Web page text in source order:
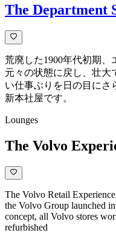
The Department
荒廃した1900年代初期
元々の状態に戻し、壮大
い仕事ぶりを日の目にさ
新本社屋です。
Lounges
The Volvo
The Volvo Retail
the Volvo Group launched
concept, all Volvo stores
refurbished